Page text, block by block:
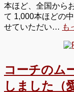
本ほど、全国から
て 1,000本ほどの
せていただい… も
コーチのム
しました（